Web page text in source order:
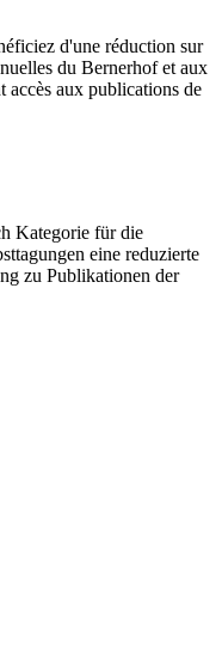
d'une réduction sur
du Bernerhof et aux
accès aux publications de
Kategorie für die
eine reduzierte
zu Publikationen der